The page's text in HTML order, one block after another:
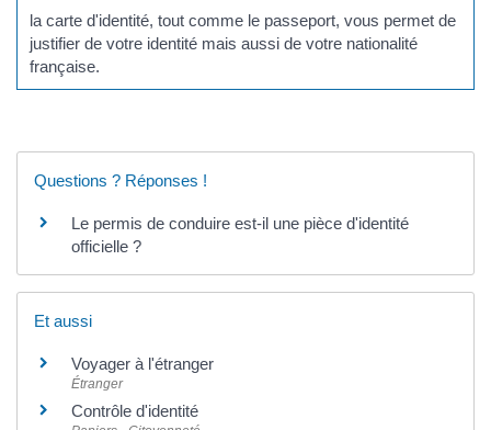
la carte d'identité, tout comme le passeport, vous permet de
justifier de votre identité mais aussi de votre nationalité
française.
Questions ? Réponses !
Le permis de conduire est-il une pièce d'identité
officielle ?
Et aussi
Voyager à l'étranger
Étranger
Contrôle d'identité